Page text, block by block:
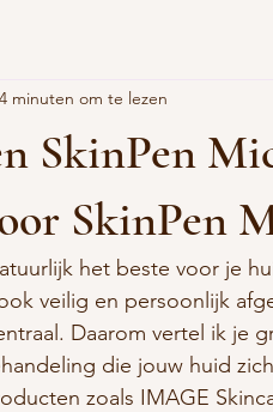
SkinPen
SkinPen
4 minuten om te lezen
het beste voor je
veilig en persoonlijk
Daarom vertel ik je
die jouw huid
zoals IMAGE